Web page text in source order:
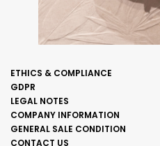
ETHICS & COMPLIANCE
GDPR
LEGAL NOTES
COMPANY INFORMATION
GENERAL SALE CONDITION
CONTACT US